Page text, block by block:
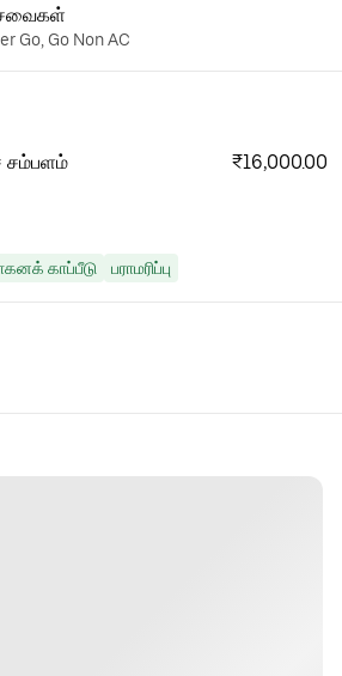
Go, Go Non AC
சம்பளம் ₹16,000.00
காப்பீடு பராமரிப்பு